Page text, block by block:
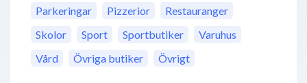
Parkeringar
Pizzerior
Restauranger
Skolor
Sport Sportbutiker
Varuhus
Vård
Övriga butiker Övrigt